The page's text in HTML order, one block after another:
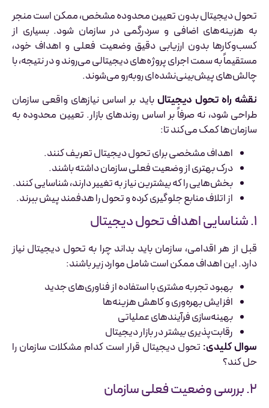
تحول دیجیتال بدون تعیین محدوده مشخص، ممکن است منجر
به هزینه‌های اضافی و سردرگمی در سازمان شود. بسیاری از
کسب‌وکارها بدون ارزیابی دقیق وضعیت فعلی و اهداف خود،
مستقیماً به سمت اجرای پروژه‌های دیجیتالی می‌روند و در نتیجه، با
چالش‌های پیش‌بینی‌نشده‌ای روبه‌رو می‌شوند.
نقشه راه تحول دیجیتالباید بر اساس نیازهای واقعی سازمان
طراحی شود، نه صرفاً بر اساس روندهای بازار. تعیین محدوده به
سازمان‌ها کمک می‌کند تا:
اهداف مشخصی برای تحول دیجیتال تعریف کنند.
درک بهتری از وضعیت فعلی سازمان داشته باشند.
بخش‌هایی را که بیشترین نیاز به تغییر دارند، شناسایی کنند.
از اتلاف منابع جلوگیری کرده و تحول را هدفمند پیش ببرند.
۱. شناسایی اهداف تحول دیجیتال
قبل از هر اقدامی، سازمان باید بداند چرا به تحول دیجیتال نیاز
دارد. این اهداف ممکن است شامل موارد زیر باشند:
بهبود تجربه مشتری با استفاده از فناوری‌های جدید
افزایش بهره‌وری و کاهش هزینه‌ها
بهینه‌سازی فرآیندهای عملیاتی
رقابت‌پذیری بیشتر در بازار دیجیتال
سوال کلیدی:تحول دیجیتال قرار است کدام مشکلات سازمان را
حل کند؟
۲. بررسی وضعیت فعلی سازمان